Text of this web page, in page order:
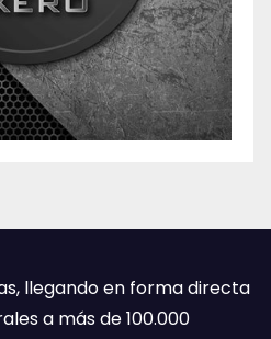
llegando en forma directa
a más de 100.000